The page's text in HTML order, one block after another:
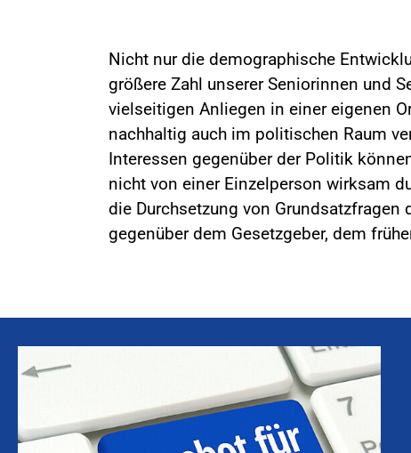
Nicht nur die demographische
größere Zahl unserer Seniorinnen und
vielseitigen Anliegen in einer eigenen
nachhaltig auch im politischen Raum
Interessen gegenüber der Politik
nicht von einer Einzelperson wirksam
die Durchsetzung von Grundsatzfragen
gegenüber dem Gesetzgeber, dem